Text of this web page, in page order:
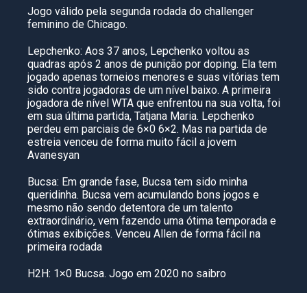
Jogo válido pela segunda rodada do challenger
feminino de Chicago.
Lepchenko: Aos 37 anos, Lepchenko voltou as
quadras após 2 anos de punição por doping. Ela tem
jogado apenas torneios menores e suas vitórias tem
sido contra jogadoras de um nível baixo. A primeira
jogadora de nível WTA que enfrentou na sua volta, foi
em sua última partida, Tatjana Maria. Lepchenko
perdeu em parciais de 6×0 6×2. Mas na partida de
estreia venceu de forma muito fácil a jovem
Avanesyan
Bucsa: Em grande fase, Bucsa tem sido minha
queridinha. Bucsa vem acumulando bons jogos e
mesmo não sendo detentora de um talento
extraordinário, vem fazendo uma ótima temporada e
ótimas exibições. Venceu Allen de forma fácil na
primeira rodada
H2H: 1×0 Bucsa. Jogo em 2020 no saibro